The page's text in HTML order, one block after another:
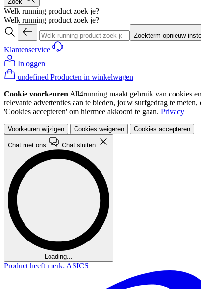
Zoek
Welk running product zoek je?
Welk running product zoek je?
Zoekterm opnieuw
Klantenservice
Inloggen
undefined Producten in winkelwagen
Cookie voorkeuren All4running maakt gebruik van cookies
relevante advertenties aan te bieden, jouw surfgedrag te
'Cookies accepteren' om hiermee akkoord te gaan. Privacy
Voorkeuren wijzigen Cookies weigeren Cookies accepteren
Chat met ons Chat sluiten
Loading...
Product heeft merk: ASICS